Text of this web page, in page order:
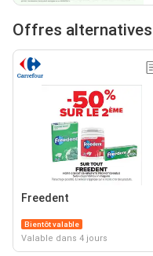
Offres alternatives
Freedent
Bientôt valable
Valable dans 4 jours